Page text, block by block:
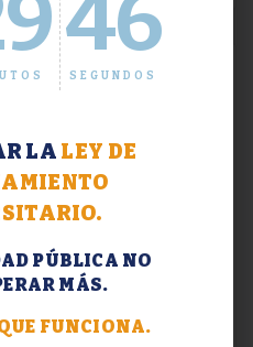
47
SEGUNDOS
LA LEY DE
PÚBLICA NO
MÁS.
FUNCIONA.
2026.